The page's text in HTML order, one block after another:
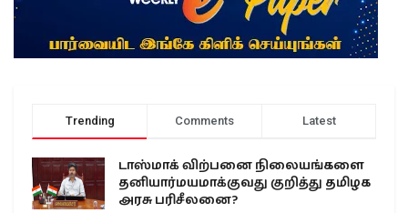
Trending Comments Latest
டாஸ்மாக் விற்பனை நிலையங்களை
தனியார்மயமாக்குவது குறித்து தமிழக
அரசு பரிசீலனை?